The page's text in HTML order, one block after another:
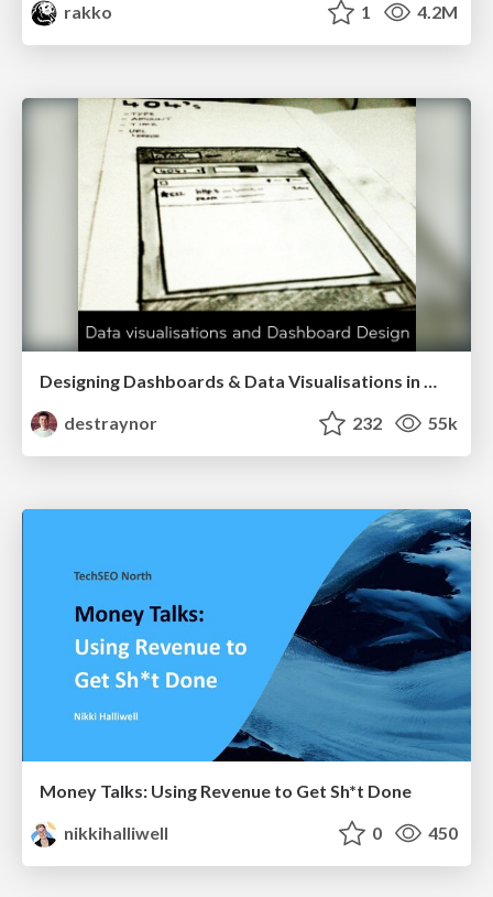
rakko
1 4.2M
Designing Dashboards & Data Visualisations in Web Apps
destraynor
232 55k
Money Talks: Using Revenue to Get Sh*t Done
nikkihalliwell
0 450